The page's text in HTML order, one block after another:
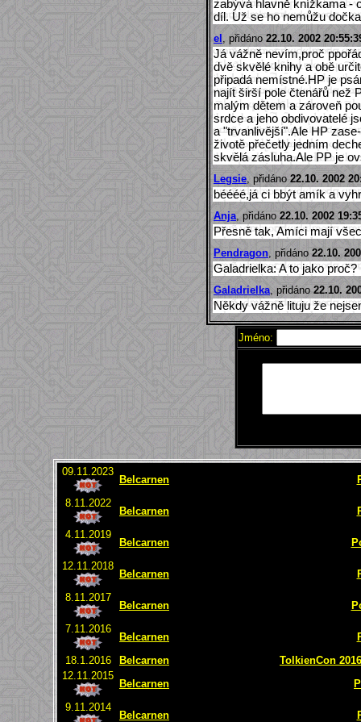
zabývá hlavně knížkama -
díl. Už se ho nemůžu
el , přidáno 22.10. 2002
Já vážně nevím,proč
dvě skvělé knihy a obě
připadá nemístné.HP je
najít širší pole čtenářů než
malým dětem a zároveň
srdce a jeho obdivovatelé
a "trvanlivější".Ale HP
životě přečetly jedním
skvělá zásluha.Ale PP je
Legsie , přidáno 22.10. 2002
béééé,já ci bbýt amík a
Anja , přidáno 22.10. 2002
Přesně tak, Amíci mají
Pendragon , přidáno 22.10.
Galadrielka: A to jako proč?
Galadrielka , přidáno 22.10.
Někdy vážně lituju že
Jméno:
09.11.2023
Belcarnen
8.11.2022
Belcarnen
4.11.2019
Belcarnen
12.11.2018
Belcarnen
8.11.2017
Belcarnen
7.11.2016
Belcarnen
18.1.2016
Belcarnen
TolkienCon
12.11.2015
Belcarnen
9.11.2014
Belcarnen